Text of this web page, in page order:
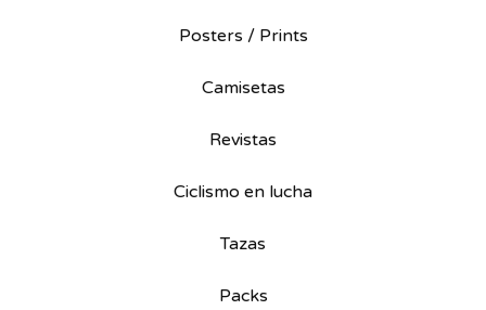
Posters / Prints
Camisetas
Revistas
Ciclismo en lucha
Tazas
Packs